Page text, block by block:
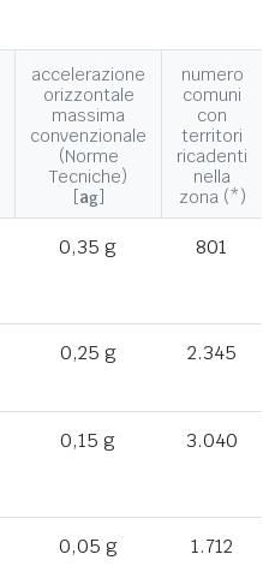
accelerazione
orizzontale
massima
convenzionale
(Norme
Tecniche)
[ag]
numero
comuni
con
territori
ricadenti
nella
zona (*)
0,35 g 801
0,25 g 2.345
0,15 g 3.040
0,05 g 1.712